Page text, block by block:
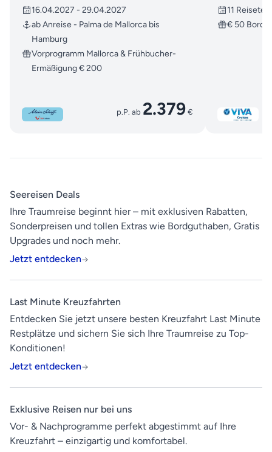
16.04.2027 - 29.04.2027
ab Anreise - Palma de Mallorca bis
Hamburg
Vorprogramm Mallorca & Frühbucher-
Ermäßigung € 200
p.P. ab 2.379€
11
€ 50
Seereisen Deals
Ihre Traumreise beginnt hier – mit exklusiven Rabatten,
Sonderpreisen und tollen Extras wie Bordguthaben, Gratis
Upgrades und noch mehr.
Jetzt entdecken
Last Minute Kreuzfahrten
Entdecken Sie jetzt unsere besten Kreuzfahrt Last Minute
Restplätze und sichern Sie sich Ihre Traumreise zu Top-
Konditionen!
Jetzt entdecken
Exklusive Reisen nur bei uns
Vor- & Nachprogramme perfekt abgestimmt auf Ihre
Kreuzfahrt – einzigartig und komfortabel.